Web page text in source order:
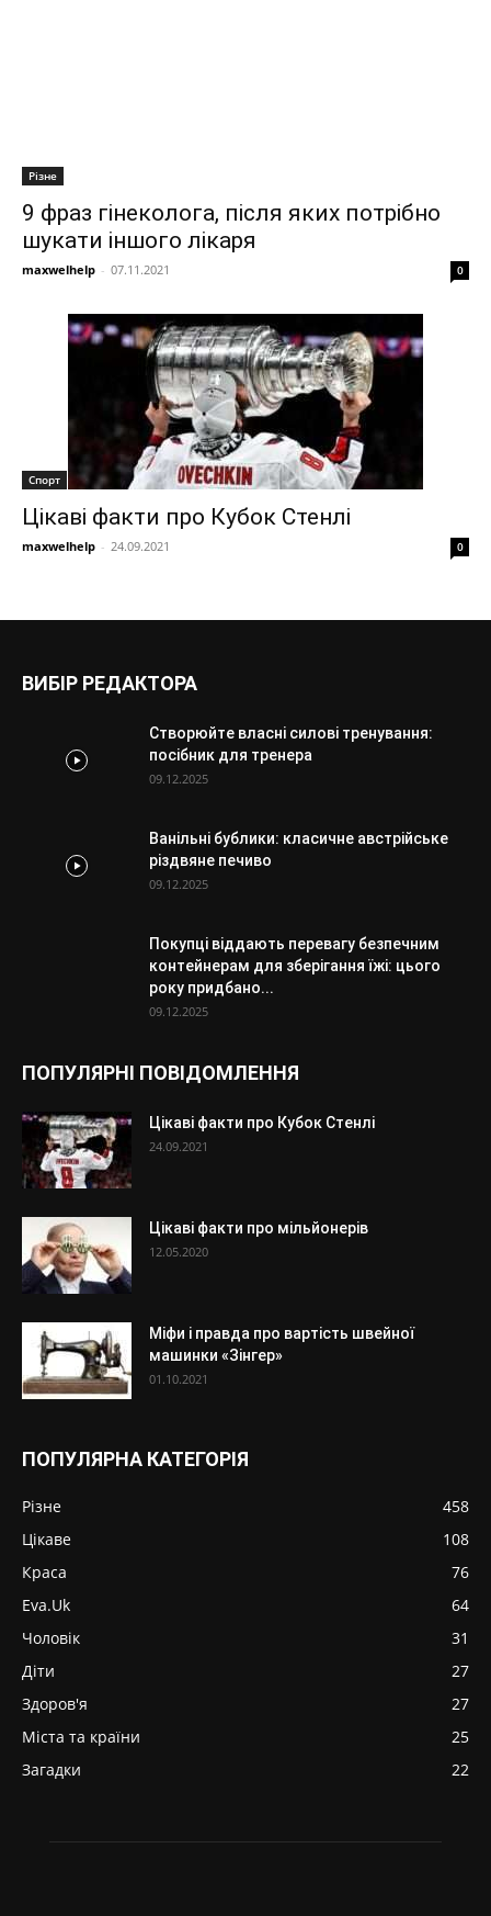
Різне
9 фраз гінеколога, після яких потрібно
шукати іншого лікаря
maxwelhelp - 07.11.2021 0
Спорт
Цікаві факти про Кубок Стенлі
maxwelhelp - 24.09.2021 0
ВИБІР РЕДАКТОРА
Створюйте власні силові тренування:
посібник для тренера
09.12.2025
Ванільні бублики: класичне австрійське
різдвяне печиво
09.12.2025
Покупці віддають перевагу безпечним
контейнерам для зберігання їжі: цього
року придбано...
09.12.2025
ПОПУЛЯРНІ ПОВІДОМЛЕННЯ
Цікаві факти про Кубок Стенлі
24.09.2021
Цікаві факти про мільйонерів
12.05.2020
Міфи і правда про вартість швейної
машинки «Зінгер»
01.10.2021
ПОПУЛЯРНА КАТЕГОРІЯ
Різне
458
Цікаве
108
Краса
76
Eva.Uk
64
Чоловік
31
Діти
27
Здоров'я
27
Міста та країни
25
Загадки
22